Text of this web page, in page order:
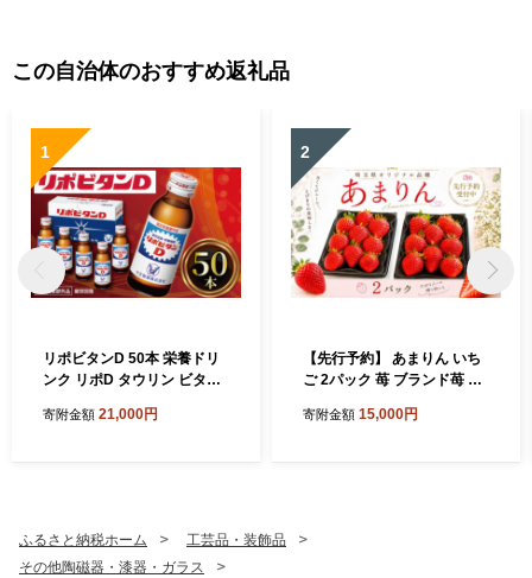
この自治体のおすすめ返礼品
1
リポビタンD 50本 栄養ドリ
ンク リポD タウリン ビタミ
疲労 予防 栄養補給 羽生市観
寄附金額 21,000円
2
【先行予約】 あまりん いち
ご 2パック 苺 ブランド苺 イ
せいちご フレッシュ ストロ
寄附金額 15,000円
ふるさと納税ホーム
工芸品・装飾品
その他陶磁器・漆器・ガラス